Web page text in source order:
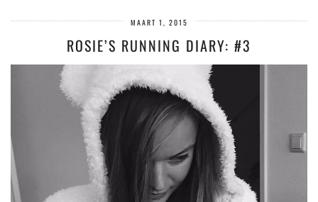
MAART 1, 2015
ROSIE’S RUNNING DIARY: #3